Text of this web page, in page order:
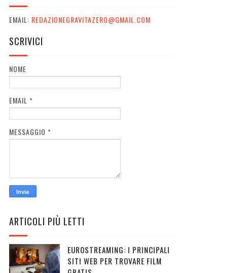
EMAIL: REDAZIONEGRAVITAZERO@GMAIL.COM
SCRIVICI
NOME
EMAIL *
MESSAGGIO *
ARTICOLI PIÙ LETTI
EUROSTREAMING: I PRINCIPALI
SITI WEB PER TROVARE FILM